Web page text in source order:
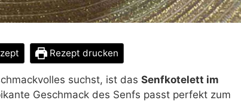
Rezept drucken
suchst, ist das Senfkotelett im
Geschmack des Senfs passt perfekt zum